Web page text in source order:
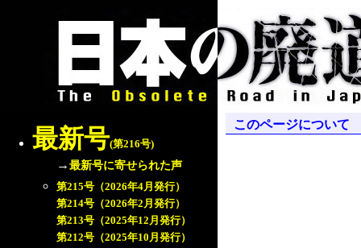
最新号(第216号)
→最新号に寄せられた声
第215号（2026年4月発行）
第214号（2026年2月発行）
第213号（2025年12月発行）
第212号（2025年10月発行）
このページについて